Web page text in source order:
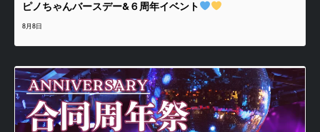
ピノちゃんバースデー&６周年イベント
8月8日